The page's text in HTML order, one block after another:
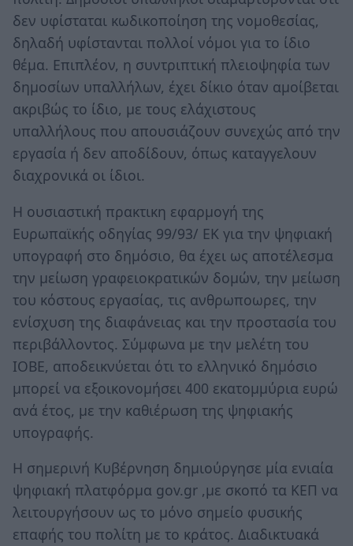
δεν υφίσταται κωδικοποίηση της νομοθεσίας,
δηλαδή υφίστανται πολλοί νόμοι για το ίδιο
θέμα. Επιπλέον, η συντριπτική πλειοψηφία των
δημοσίων υπαλλήλων, έχει δίκιο όταν αμοίβεται
ακριβώς το ίδιο, με τους ελάχιστους
υπαλλήλους που απουσιάζουν συνεχώς από την
εργασία ή δεν αποδίδουν, όπως καταγγελουν
διαχρονικά οι ίδιοι.
Η ουσιαστική πρακτικη εφαρμογή της
Ευρωπαϊκής οδηγίας 99/93/ ΕΚ για την ψηφιακή
υπογραφή στο δημόσιο, θα έχει ως αποτέλεσμα
την μείωση γραφειοκρατικών δομών, την μείωση
του κόστους εργασίας, τις ανθρωποωρες, την
ενίσχυση της διαφάνειας και την προστασία του
περιβάλλοντος. Σύμφωνα με την μελέτη του
ΙΟΒΕ, αποδεικνύεται ότι το ελληνικό δημόσιο
μπορεί να εξοικονομήσει 400 εκατομμύρια ευρώ
ανά έτος, με την καθιέρωση της ψηφιακής
υπογραφής.
Η σημερινή Κυβέρνηση δημιούργησε μία ενιαία
ψηφιακή πλατφόρμα gov.gr ,με σκοπό τα ΚΕΠ να
λειτουργήσουν ως το μόνο σημείο φυσικής
επαφής του πολίτη με το κράτος. Διαδικτυακά